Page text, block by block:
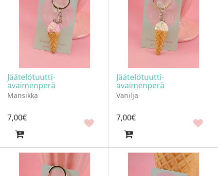
Jäätelötuutti-
avaimenperä
Mansikka
7,00€
Jäätelötuutti-
avaimenperä
Vanilja
7,00€